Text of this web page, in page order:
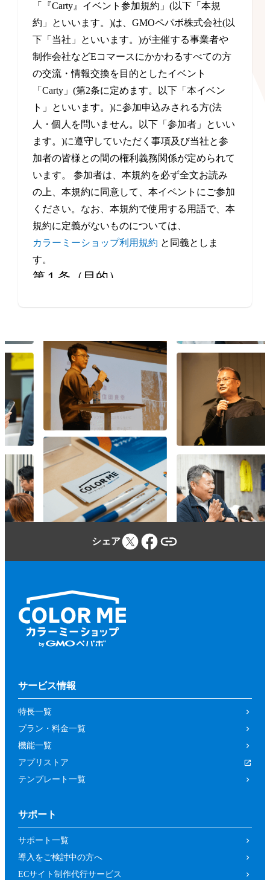
「『Carty』イベント参加規約」(以下「本規
約」といいます。)は、GMOペパボ株式会社(以
下「当社」といいます。)が主催する事業者や
制作会社などEコマースにかかわるすべての方
の交流・情報交換を目的としたイベント
「Carty」(第2条に定めます。以下「本イベン
ト」といいます。)に参加申込みされる方(法
人・個人を問いません。以下「参加者」といい
ます。)に遵守していただく事項及び当社と参
加者の皆様との間の権利義務関係が定められて
います。 参加者は、本規約を必ず全文お読み
の上、本規約に同意して、本イベントにご参加
ください。なお、本規約で使用する用語で、本
規約に定義がないものについては、
カラーミーショップ利用規約 と同義としま
す。
第１条（目的）
Eコマースにかかわるすべての方の交流・情報
第２条（本イベントの開催日程）
本イベントの開催場所（オンラインによる開催
を含みます。）、開催日時等は、本サービスの
ウェブサイト上で定めます。
第３条（規約の履行）
参加者は、カラーミーショップ利用規約、
本規約、本イベントに関する当社のウェブ
サイトに定める事項及び本イベントの開催
場所・施設等の定める規程等（併せて、以
下「本規約等」といいます。）を遵守しな
ければならないものとします。
おそれがあると当社が判断した場合、当社
（当社が本イベントに関して業務を委託す
て、参加申込みの拒否、参加の取り消しを
いつでもできるものとします。
前項に基づく措置を行う場合、当社は、そ
の理由等を参加者に開示する義務を負わな
第２項に基づく、参加申込みの拒否、参加
の取り消しによって、参加者又は第三者が
被った損害等について、当社は一切の責任
を負わないものとします。
第４条（参加資格）
参加者は、当社所定の方法により申し込み
を行った方であって、本イベントの開催趣
方（法人、個人を問いません。）としま
す。
前項にもかかわらず、以下の各号に該当す
るおそれがあると当社が判断した場合は、
シェア
サービス情報
特長一覧
プラン・料金一覧
機能一覧
アプリストア
テンプレート一覧
サポート
サポート一覧
導入をご検討中の方へ
ECサイト制作代行サービス